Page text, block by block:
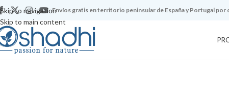
Skip to navigation
Skip to main content
Envíos gratis en territorio peninsular de España y Portugal por